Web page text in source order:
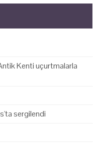
Kenti uçurtmalarla
sergilendi